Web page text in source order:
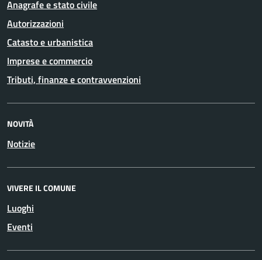
Anagrafe e stato civile
Autorizzazioni
Catasto e urbanistica
Imprese e commercio
Tributi, finanze e contravvenzioni
NOVITÀ
Notizie
VIVERE IL COMUNE
Luoghi
Eventi